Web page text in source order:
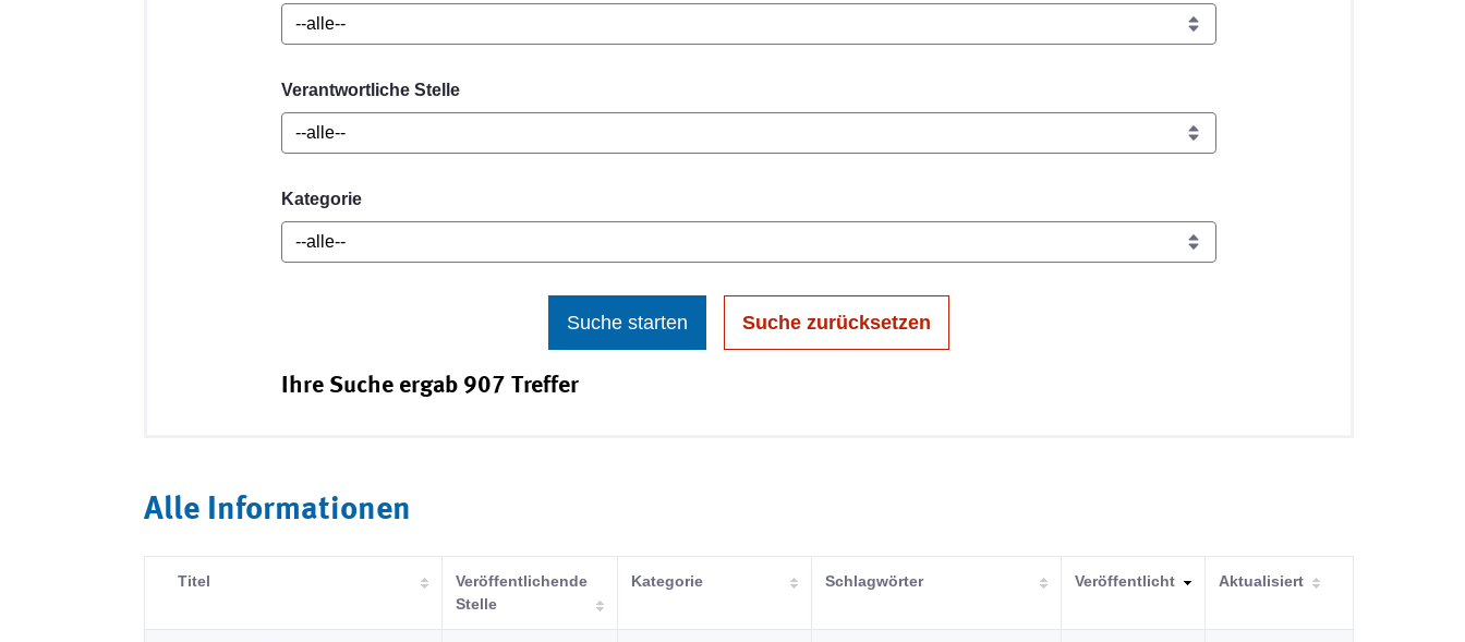
Verantwortliche Stelle
Kategorie
Suche starten Suche zurücksetzen
Ihre Suche ergab 907 Treffer
Alle Informationen
Titel
Veröffentlichende
Stelle
Kategorie Schlagwörter Veröffentlicht Aktualisiert